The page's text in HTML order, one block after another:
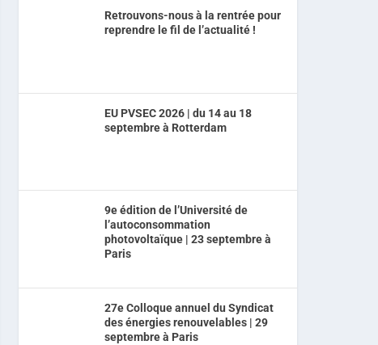
Retrouvons-nous à la rentrée pour
reprendre le fil de l’actualité !
EU PVSEC 2026 | du 14 au 18
septembre à Rotterdam
9e édition de l’Université de
l’autoconsommation
photovoltaïque | 23 septembre à
Paris
27e Colloque annuel du Syndicat
des énergies renouvelables | 29
septembre à Paris